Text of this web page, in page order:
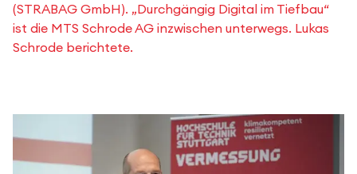
(STRABAG GmbH). „Durchgängig Digital im Tiefbau“
ist die MTS Schrode AG inzwischen unterwegs. Lukas
Schrode berichtete.